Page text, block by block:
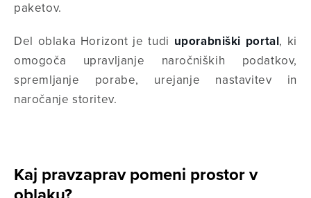
paketov.
Del oblaka Horizont je tudi uporabniški portal, ki
omogoča upravljanje naročniških podatkov,
spremljanje porabe, urejanje nastavitev in
naročanje storitev.
Kaj pravzaprav pomeni prostor v